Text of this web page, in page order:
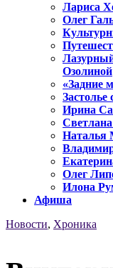
Лариса
Олег
Озолиной
«Задние
Ирина
Наталья
Олег
Илона
Афиша
Новости, Хроника